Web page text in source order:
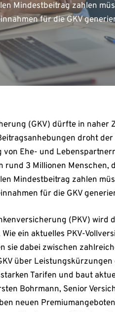
Mindestbeitrag zahlen
für die GKV
(GKV) dürfte in naher
droht der
Ehe- und
rund 3 Millionen Menschen,
Mindestbeitrag zahlen
für die GKV
(PKV) wird
ein aktuelles PKV-
sie dabei zwischen
über
Tarifen und baut
Bohrmann, Senior
neuen